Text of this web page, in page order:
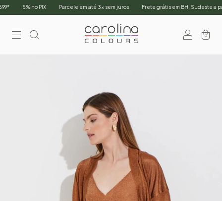
5% no PIX Parcele em até 3x sem juros Frete grátis em BH, Sudeste a
0